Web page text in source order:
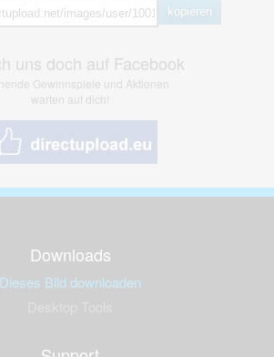
kopieren
uns doch auf Facebook
Gewinnspiele und Aktionen
warten auf dich!
Downloads
Dieses Bild downloaden